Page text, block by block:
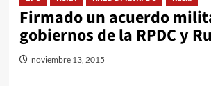
Firmado un acuerdo
gobiernos de la RPDC y
noviembre 13, 2015